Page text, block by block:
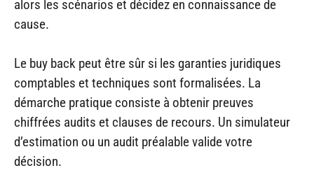
alors les scénarios et décidez en connaissance de
cause.
Le buy back peut être sûr si les garanties juridiques
comptables et techniques sont formalisées. La
démarche pratique consiste à obtenir preuves
chiffrées audits et clauses de recours. Un simulateur
d’estimation ou un audit préalable valide votre
décision.